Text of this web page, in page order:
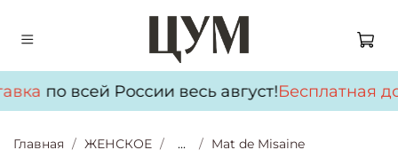
по всей России весь август!Бесплатная
Главная ЖЕНСКОЕ ... Mat de Misaine